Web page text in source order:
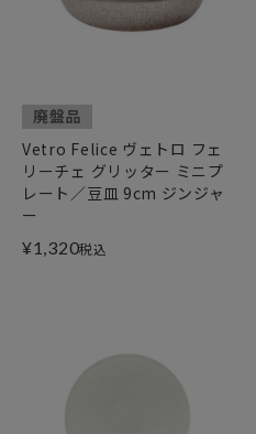
廃盤品
Vetro Felice ヴェトロ フェ
リーチェ グリッター ミニプ
レート／豆皿 9cm ジンジャ
ー
¥1,320税込